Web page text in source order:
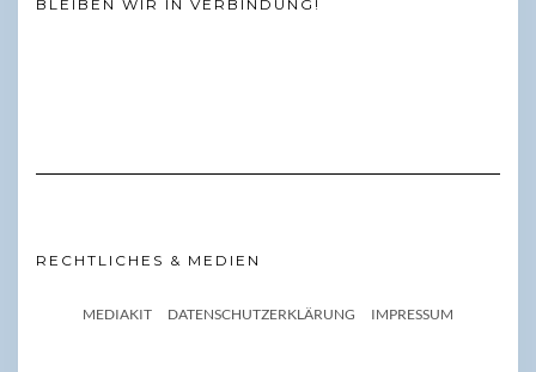
BLEIBEN WIR IN VERBINDUNG!
RECHTLICHES & MEDIEN
MEDIAKIT DATENSCHUTZERKLÄRUNG IMPRESSUM